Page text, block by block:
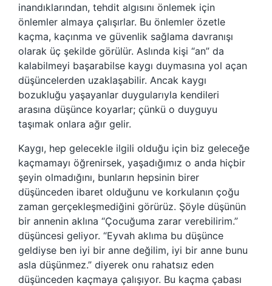
inandıklarından, tehdit algısını önlemek için
önlemler almaya çalışırlar. Bu önlemler özetle
kaçma, kaçınma ve güvenlik sağlama davranışı
olarak üç şekilde görülür. Aslında kişi “an” da
kalabilmeyi başarabilse kaygı duymasına yol açan
düşüncelerden uzaklaşabilir. Ancak kaygı
bozukluğu yaşayanlar duygularıyla kendileri
arasına düşünce koyarlar; çünkü o duyguyu
taşımak onlara ağır gelir.
Kaygı, hep gelecekle ilgili olduğu için biz geleceğe
kaçmamayı öğrenirsek, yaşadığımız o anda hiçbir
şeyin olmadığını, bunların hepsinin birer
düşünceden ibaret olduğunu ve korkulanın çoğu
zaman gerçekleşmediğini görürüz. Şöyle düşünün
bir annenin aklına “Çocuğuma zarar verebilirim.”
düşüncesi geliyor. “Eyvah aklıma bu düşünce
geldiyse ben iyi bir anne değilim, iyi bir anne bunu
asla düşünmez.” diyerek onu rahatsız eden
düşünceden kaçmaya çalışıyor. Bu kaçma çabası